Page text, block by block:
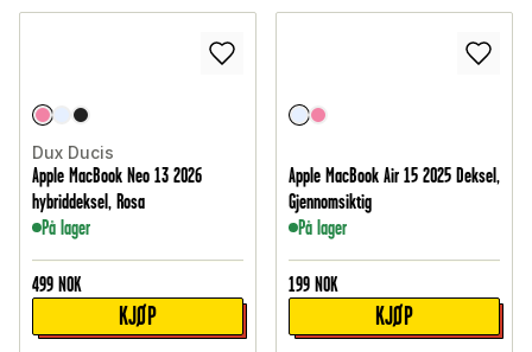
Dux Ducis
Apple MacBook Neo 13 2026
hybriddeksel, Rosa
På lager
499 NOK
KJØP
Apple MacBook Air 15 2025 Deksel,
Gjennomsiktig
På lager
199 NOK
KJØP